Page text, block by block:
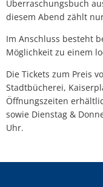
Überraschungsbuch
diesem Abend zählt
Im Anschluss besteht
Möglichkeit zu einem
Die Tickets zum Preis
Stadtbücherei,
Öffnungszeiten
sowie Dienstag &
Uhr.